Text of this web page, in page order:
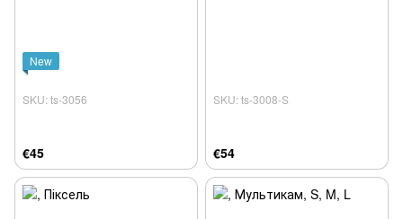
New
SKU: ts-3056
€45
SKU: ts-3008-S
€54